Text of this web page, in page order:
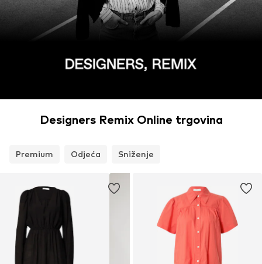
Designers Remix Online trgovina
Premium Odjeća Sniženje